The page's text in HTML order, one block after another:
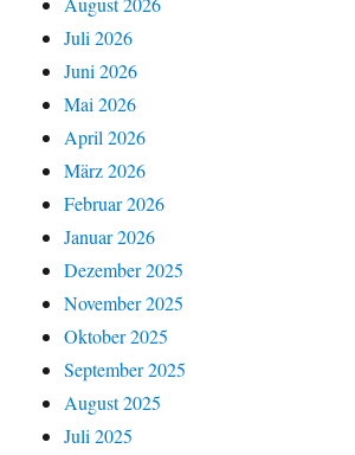
Juli 2026
Juni 2026
Mai 2026
April 2026
März 2026
Februar 2026
Januar 2026
Dezember 2025
November 2025
Oktober 2025
September 2025
August 2025
Juli 2025